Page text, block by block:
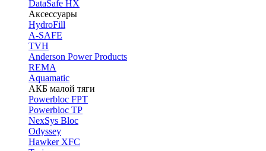
DataSafe HX
Аксессуары
HydroFill
A-SAFE
TVH
Anderson Power Products
REMA
Aquamatic
АКБ малой тяги
Powerbloc FPT
Powerbloc TP
NexSys Bloc
Odyssey
Hawker XFC